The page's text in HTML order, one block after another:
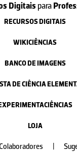
Digitais para
RECURSOS DIGITAIS
WIKICIÊNCIAS
BANCO DE IMAGENS
DE CIÊNCIA
LOJA